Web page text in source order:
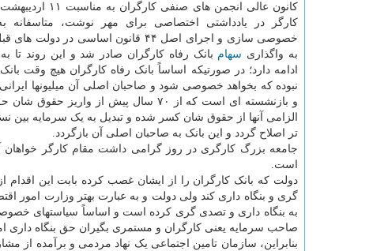
کانون عالی انجمن های صنفی کارگران
کارگر در یادداشتی اختصاصی برای مهر نوشت، متاسفانه
خصوصی سازی و اجرای اصل ۴۴ قانون اساسی در دولت
به واگذاری سهام بانک رفاه کارگران صادر شد و این روند تا به
ادامه دارد؛ در صورتیکه اساساً بانک رفاه کارگران هیچ وقت
نبوده که بخواهد خصوصی شود و صاحبان اصلی آن میلیونها ایرانی
و بازنشسته ای است که از ۷۰ سال پیش از واریز حقوق
الزامی آنها از حقوق شان کسر شده و تبدیل به یک سرمایه
تر اصلاح گردد و این بانک به صاحبان اصلی آن بازگردد.
جامعه بزرگ کارگری در روز گرامی داشت مقام کارگر خواهان
است.
دولت که بانک کارگران را از ایشان غصب کرده بابت این اقدام
گری و بنگاه داری کند ولی دولت و به عبارت بهتر وزارت امور
صاحب سرمایه یعنی کارگران و مستمری بگیران حق بنگاه داری
بنابراین، سازمان تامین اجتماعی یک نهاد مردمی و برآمده از